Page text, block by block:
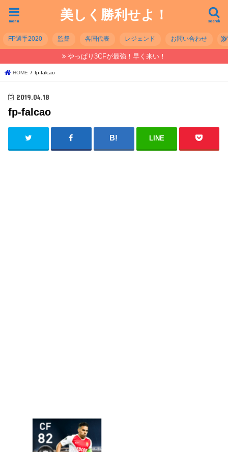
美しく勝利せよ！ search
menu
FP選手2020 監督 各国代表 レジェンド お問い合わせ
やっぱり3CFが最強！早く来い！
HOME fp-falcao
2019.04.18
fp-falcao
LINE